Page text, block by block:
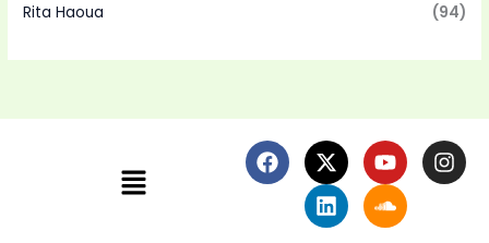
Rita Haoua
(94)
Menú
F
a
c
X
-
t
w
Y
o
u
t
I
n
s
L
i
n
k
S
o
u
n